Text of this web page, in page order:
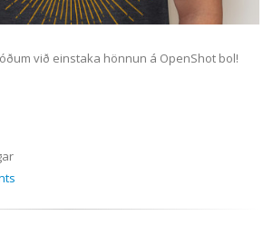
við einstaka hönnun á OpenShot bol!